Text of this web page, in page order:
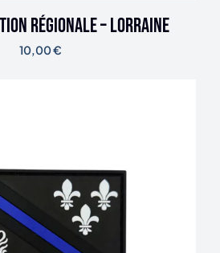
Régionale – Lorraine
10,00€